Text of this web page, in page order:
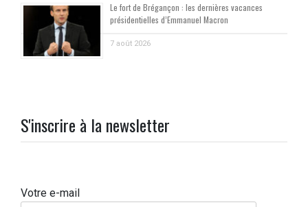
Le fort de Brégançon : les dernières vacances
présidentielles d’Emmanuel Macron
7 août 2026
S'inscrire à la newsletter
Votre e-mail